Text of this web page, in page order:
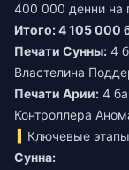
400 000 денни на
Итого: 4 105 000
Печати Сунны: 4
Печати Арии: 4
Контроллера
Ключевые
Сунна: